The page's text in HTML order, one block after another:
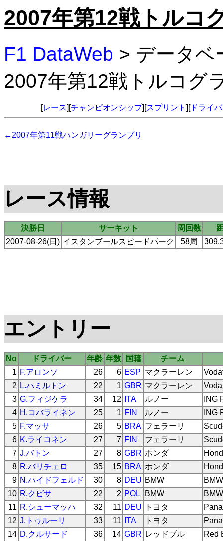
2007年第12戦トルコ
F1 DataWeb > データ
2007年第12戦トルコグ
[レース][チャンピオンシップ][スプリント ][ドライ
←2007年第11戦ハンガリーグランプリ
レース情報
決勝日 サーキット 周回数
2007-08-26(日) イスタンブールスピードパーク 58周
エントリー
No ドライバー 年齢 年数 国籍
チーム
1 F.アロンソ 26 6 ESP マクラーレン
2 L.ハミルトン 22 1 GBR マクラーレン
3 G.フィジケラ 34 12 ITA ルノー
ING
4 H.コバライネン 25 1 FIN ルノー
ING
5 F.マッサ 26 5 BRA フェラーリ
6 K.ライコネン 27 7 FIN フェラーリ
7 J.バトン 27 8 GBR ホンダ
8 R.バリチェロ 35 15 BRA ホンダ
9 N.ハイドフェルド 30 8 DEU BMW
10 R.クビサ 22 2 POL BMW
11 R.シューマッハ 32 11 DEU トヨタ
12 J.トゥルーリ 33 11 ITA トヨタ
14 D.クルサード 36 14 GBR レッドブル
Red